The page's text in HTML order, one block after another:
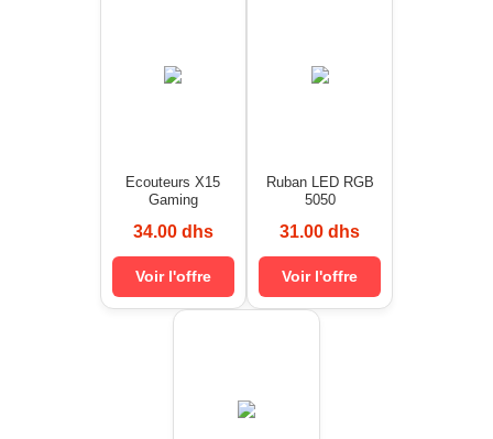
Ecouteurs X15
Gaming
34.00 dhs
Voir l'offre
Ruban LED RGB
5050
31.00 dhs
Voir l'offre